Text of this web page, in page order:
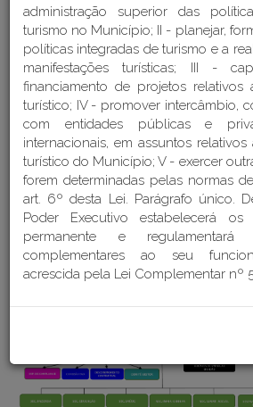
Home >Institucional > Estrutura
PREFEITURA
Última atualização: 25/
administração superior das
turismo no Município; II - planejar,
políticas integradas de turismo e a
manifestações turísticas; III -
financiamento de projetos relativos
turístico; IV - promover intercâmbio,
com entidades públicas e
internacionais, em assuntos
turístico do Município; V - exercer
forem determinadas pelas normas
art. 6º desta Lei. Parágrafo único.
Poder Executivo estabelecerá
permanente e regulamentará
complementares ao seu
acrescida pela Lei Complementar nº